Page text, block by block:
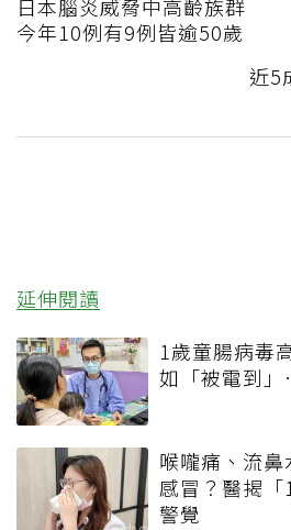
日本腦炎威脅中高齡族群
今年10例有9例皆逾50歲
近5
延伸閱讀
1歲童腸病毒
如「被電到
喉嚨痛、流
感冒？醫揭
警覺